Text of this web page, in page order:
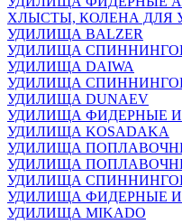
ХЛЫСТЫ, КОЛЕНА ДЛЯ
УДИЛИЩА BALZER
УДИЛИЩА
УДИЛИЩА DAIWA
УДИЛИЩА
УДИЛИЩА DUNAEV
УДИЛИЩА ФИДЕРНЫЕ
УДИЛИЩА KOSADAKA
УДИЛИЩА
УДИЛИЩА
УДИЛИЩА
УДИЛИЩА ФИДЕРНЫЕ И
УДИЛИЩА MIKADO